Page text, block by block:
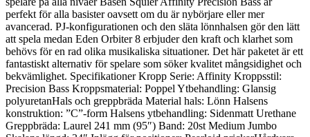
perfekt för alla basister oavsett om du är nybörjare eller mer
avancerad. PJ-konfigurationen och den släta lönnhalsen gör den lätt
att spela medan Eden Orbiter 8 erbjuder den kraft och klarhet som
behövs för en rad olika musikaliska situationer. Det här paketet är ett
fantastiskt alternativ för spelare som söker kvalitet mångsidighet och
bekvämlighet. Specifikationer Kropp Serie: Affinity Kroppsstil:
Precision Bass Kroppsmaterial: Poppel Ytbehandling: Glansig
polyuretanHals och greppbräda Material hals: Lönn Halsens
konstruktion: ”C”-form Halsens ytbehandling: Sidenmatt Urethane
Greppbräda: Laurel 241 mm (95″) Band: 20st Medium Jumbo